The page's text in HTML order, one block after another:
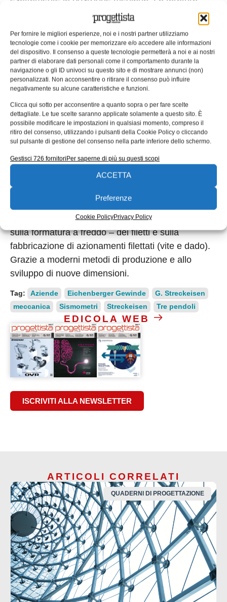
Per fornire le migliori esperienze, noi e i nostri partner utilizziamo
tecnologie come i cookie per memorizzare e/o accedere alle informazioni
del dispositivo. Il consenso a queste tecnologie permetterà a noi e ai nostri
partner di elaborare dati personali come il comportamento durante la
navigazione o gli ID univoci su questo sito e di mostrare annunci (non)
personalizzati. Non acconsentire o ritirare il consenso può influire
negativamente su alcune caratteristiche e funzioni.
Clicca qui sotto per acconsentire a quanto sopra o per fare scelte
dettagliate. Le tue scelte saranno applicate solamente a questo sito. È
possibile modificare le impostazioni in qualsiasi momento, compreso il
ritiro del consenso, utilizzando i pulsanti della Cookie Policy o cliccando
sul pulsante di gestione del consenso nella parte inferiore dello schermo.
Gestisci 726 fornitoriPer saperne di più su questi scopi
ACCETTA
Preferenze
Cookie PolicyPrivacy Policy
descritta viene oggi effettuata attraverso una vite
filettata avente un diametro di 4 mm, fornita da
Eichenberger, con le due estremità rettificate in
qualità h6. I criteri che hanno portato alla scelta di
questo componente sono stati l’elevata finitura
superficiale e la geometria del filetto. Anche la
posizione del filetto rullato, disposto al centro
dell’asse longitudinale, ha soddisfatto i requisiti di
tolleranza più rigorosi. Infine, il materiale non deve
assolutamente essere magnetico. Per la taratura
su un albero Eichenberger filettato per rullatura,
spostando un piccolo contrappeso. Eichenberger
Gewinde è impegnata da quasi 60 anni nella
fabbricazione di componenti filettati. L’attività è
focalizzata oggi soprattutto sulla rullatura – ossia
sulla formatura a freddo – dei filetti e sulla
fabbricazione di azionamenti filettati (vite e dado).
Grazie a moderni metodi di produzione e allo
sviluppo di nuove dimensioni.
Tag: Aziende Eichenberger Gewinde
G. Streckeisen
meccanica
Sismometri Streckeisen Tre pendoli
EDICOLA WEB
ISCRIVITI ALLA NEWSLETTER
ARTICOLI CORRELATI
QUADERNI DI PROGETTAZIONE